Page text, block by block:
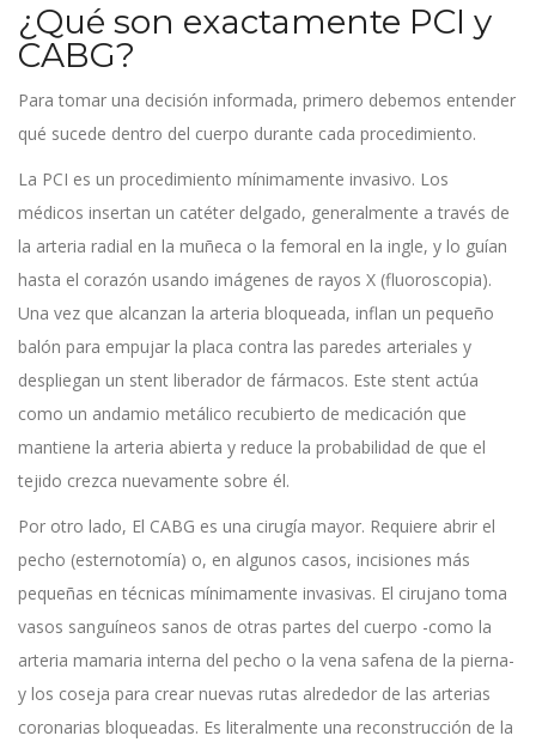
¿Qué son exactamente PCI y
CABG?
Para tomar una decisión informada, primero debemos entender
qué sucede dentro del cuerpo durante cada procedimiento.
La PCI es un procedimiento mínimamente invasivo. Los
médicos insertan un catéter delgado, generalmente a través de
la arteria radial en la muñeca o la femoral en la ingle, y lo guían
hasta el corazón usando imágenes de rayos X (fluoroscopia).
Una vez que alcanzan la arteria bloqueada, inflan un pequeño
balón para empujar la placa contra las paredes arteriales y
despliegan un stent liberador de fármacos. Este stent actúa
como un andamio metálico recubierto de medicación que
mantiene la arteria abierta y reduce la probabilidad de que el
tejido crezca nuevamente sobre él.
Por otro lado, El CABG es una cirugía mayor. Requiere abrir el
pecho (esternotomía) o, en algunos casos, incisiones más
pequeñas en técnicas mínimamente invasivas. El cirujano toma
vasos sanguíneos sanos de otras partes del cuerpo -como la
arteria mamaria interna del pecho o la vena safena de la pierna-
y los coseja para crear nuevas rutas alrededor de las arterias
coronarias bloqueadas. Es literalmente una reconstrucción de la